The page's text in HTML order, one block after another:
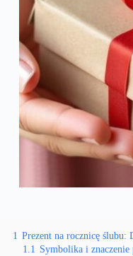
1 Prezent na rocznicę ślubu:
1.1 Symbolika i znaczenie